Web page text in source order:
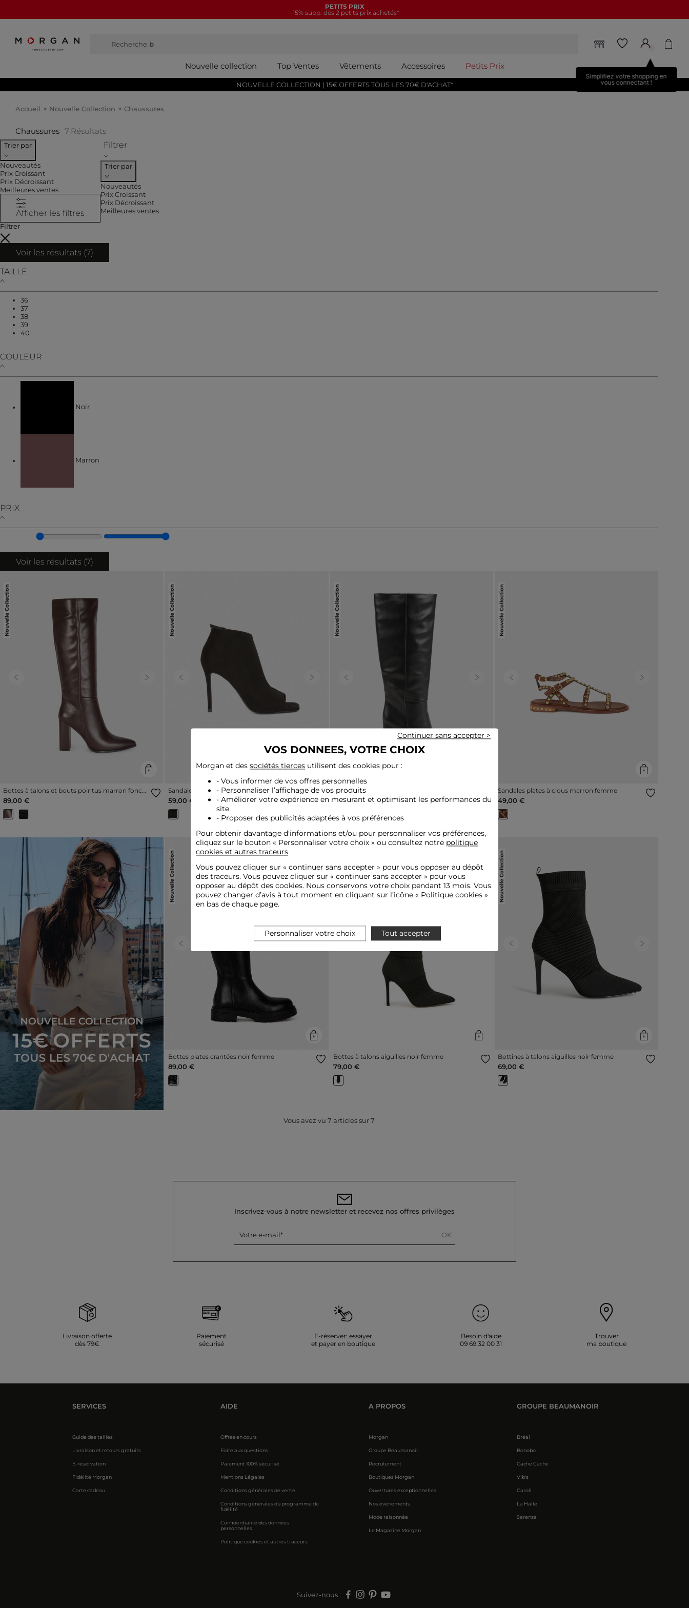
PETITS PRIX
-15% supp. dès 2 petits prix achetés*
Recherche bottes ha
Simplifiez votre shopping en
vous connectant !
Nouvelle collection Top Ventes Vêtements Accessoires Petits Prix
NOUVELLE COLLECTION | 15€ OFFERTS TOUS LES 70€ D'ACHAT*
Accueil Nouvelle Collection Chaussures
Chaussures 7 Résultats
Trier par
Nouveautés
Prix Croissant
Prix Décroissant
Meilleures ventes
Afficher les filtres
Filtrer
Trier par
Nouveautés
Prix Croissant
Prix Décroissant
Meilleures ventes
Filtrer
Voir les résultats (7)
TAILLE
36Affiner par TAILLE : 36
37
38Affiner par TAILLE : 38
39Affiner par TAILLE : 39
40
COULEUR
Noir
Marron
PRIX
Voir les résultats (7)
Nouvelle Collection
Previous Next
Bottes à talons et bouts pointus marron foncé
femme
89,00 €
Nouvelle Collection
Previous Next
Sandales à talons demi-ouvertes noir femme
59,00 €
Nouvelle Collection
Previous Next
Bottes à talons et bouts pointus noir femme
89,00 €
Nouvelle Collection
Previous Next
Sandales plates à clous marron femme
49,00 €
Nouvelle Collection
Previous
Bottes plates crantées noir femme
89,00 €
Nouvelle Collection
Bottes à talons aiguilles noir femme
79,00 €
Nouvelle Collection
Previous Next
Bottines à talons aiguilles noir femme
69,00 €
Vous avez vu 7 articles sur7
Inscrivez-vous à notre newsletter et recevez nos offres privilèges
Votre e-mail OK
Livraison offerte
dès 79€
Paiement
sécurisé
E-réserver: essayer
et payer en boutique
Besoin d'aide
09 69 32 00 31
Trouver
ma boutique
SERVICES
Guide des tailles
Livraison et retours gratuits
E-réservation
Fidélité Morgan
Carte cadeau
AIDE
Offres en cours
Foire aux questions
Paiement 100% sécurisé
Mentions Légales
Conditions générales de vente
Conditions générales du programme de
fidélité
Confidentialité des données
personnelles
Politique cookies et autres traceurs
A PROPOS
Morgan
Groupe Beaumanoir
Recrutement
Boutiques Morgan
Ouvertures exceptionnelles
Nos événements
Mode raisonnée
Le Magazine Morgan
GROUPE BEAUMANOIR
Bréal
Bonobo
Cache Cache
Vib's
Caroll
La Halle
Sarenza
Suivez-nous :
VOS DONNEES, VOTRE CHOIX
Morgan et des sociétés tierces utilisent des cookies pour :
- Vous informer de vos offres personnelles
- Personnaliser l’affichage de vos produits
- Améliorer votre expérience en mesurant et optimisant les performances du
site
- Proposer des publicités adaptées à vos préférences
Pour obtenir davantage d'informations et/ou pour personnaliser vos préférences,
cliquez sur le bouton « Personnaliser votre choix » ou consultez notre politique
cookies et autres traceurs
Vous pouvez cliquer sur « continuer sans accepter » pour vous opposer au dépôt
des traceurs. Vous pouvez cliquer sur « continuer sans accepter » pour vous
opposer au dépôt des cookies. Nous conservons votre choix pendant 13 mois. Vous
pouvez changer d’avis à tout moment en cliquant sur l’icône « Politique cookies »
en bas de chaque page.
Personnaliser votre choix
Continuer sans accepter >
Tout accepter